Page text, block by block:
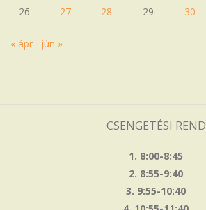
26
27 28 29 30
« ápr jún »
CSENGETÉSI REND
1. 8:00-8:45
2. 8:55-9:40
3. 9:55-10:40